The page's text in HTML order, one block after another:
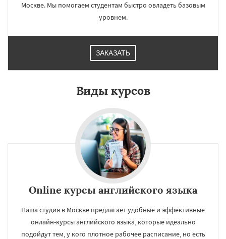
Москве. Мы помогаем студентам быстро овладеть базовым
уровнем.
ЗАКАЗАТЬ
Виды курсов
Online курсы английского языка
Наша студия в Москве предлагает удобные и эффективные
онлайн-курсы английского языка, которые идеально
подойдут тем, у кого плотное рабочее расписание, но есть